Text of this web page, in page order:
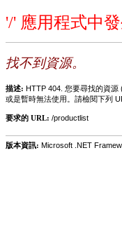
'/' 應用程式中
找不到資源。
描述: HTTP 404. 您要尋找的資源
或是暫時無法使用。請檢閱下列
要求的 URL: /productlist
版本資訊: Microsoft .NET